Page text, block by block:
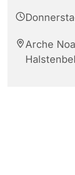
Arche